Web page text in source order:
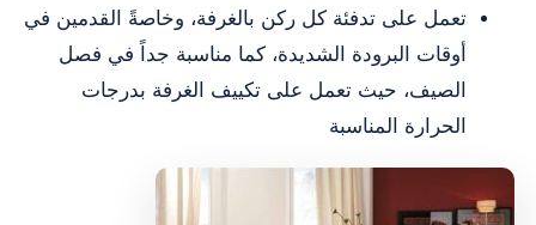
تعمل على تدفئة كل ركن بالغرفة، وخاصةً القدمين في
أوقات البرودة الشديدة، كما مناسبة جداً في فصل
الصيف، حيث تعمل على تكييف الغرفة بدرجات
الحرارة المناسبة